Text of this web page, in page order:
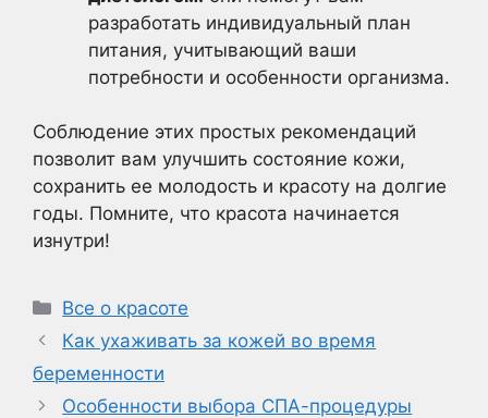
разработать индивидуальный план
питания, учитывающий ваши
потребности и особенности организма.
Соблюдение этих простых рекомендаций
позволит вам улучшить состояние кожи,
сохранить ее молодость и красоту на долгие
годы. Помните, что красота начинается
изнутри!
Рубрики
Все о красоте
Как ухаживать за кожей во время
беременности
Особенности выбора СПА-процедуры